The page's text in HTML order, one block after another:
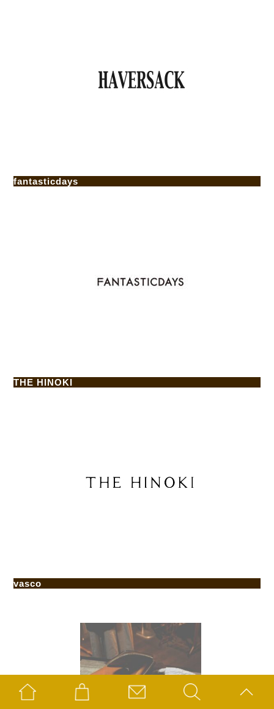
fantasticdays
THE HINOKI
vasco